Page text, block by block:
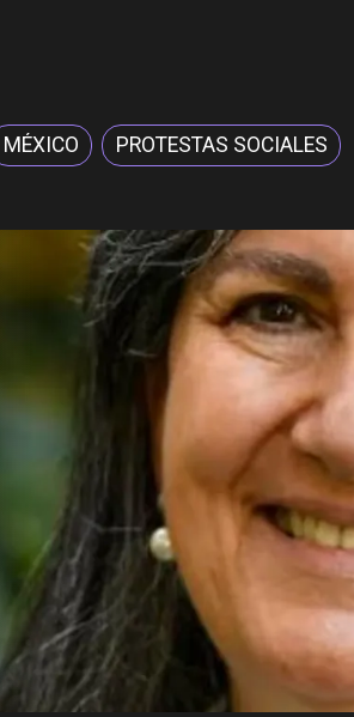
MÉXICO PROTESTAS SOCIALES